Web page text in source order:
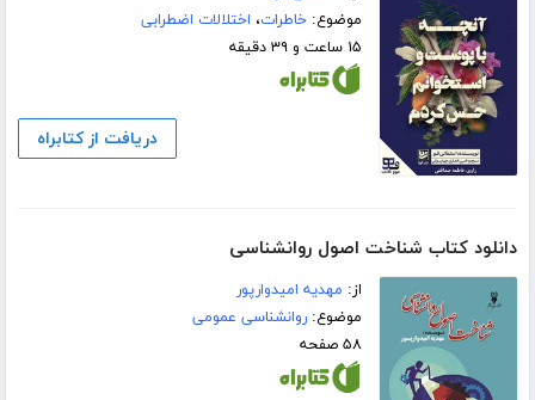
موضوع:خاطرات، اختلالات اضطرابی
۱۵ ساعت و ۳۹ دقیقه
دریافت از کتابراه
دانلود کتاب شناخت اصول روانشناسی
از: مهدیه امیدوارپور
موضوع:روانشناسی عمومی
۵۸ صفحه